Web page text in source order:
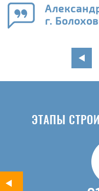
г.
ЭТАПЫ